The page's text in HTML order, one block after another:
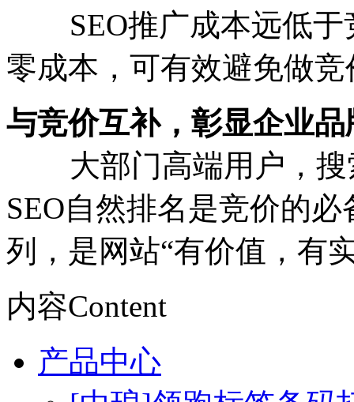
SEO推广成本远低于
零成本，可有效避免做
与竞价互补，彰显企业
大部门高端用户，搜
SEO自然排名是竞价的
列，是网站“有价值，有
内容Content
产品中心